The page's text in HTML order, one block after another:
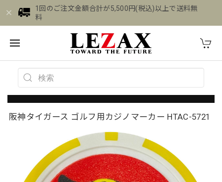
1回のご注文金額合計が5,500円(税込)以上で送料無
料
阪神タイガース ゴルフ用カジノマーカー HTAC-5721